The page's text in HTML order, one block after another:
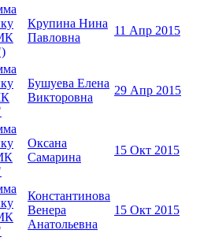
Крупина Нина
Павловна
11 Апр 2015
Бушуева Елена
Викторовна
29 Апр 2015
Оксана
Самарина
15 Окт 2015
Константинова
Венера
Анатольевна
15 Окт 2015